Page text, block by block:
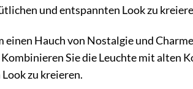
und entspannten Look zu
Hauch von Nostalgie und
Sie die Leuchte mit alten
zu kreieren.